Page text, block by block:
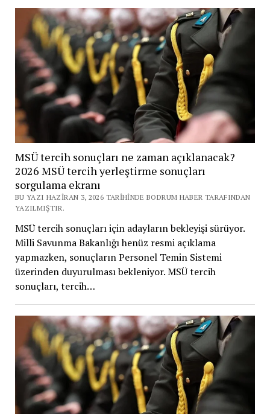
MSÜ tercih sonuçları ne zaman açıklanacak?
2026 MSÜ tercih yerleştirme sonuçları
sorgulama ekranı
BU YAZI HAZIRAN 3, 2026 TARIHINDE BODRUM HABER TARAFINDAN
YAZILMIŞTIR.
MSÜ tercih sonuçları için adayların bekleyişi sürüyor.
Milli Savunma Bakanlığı henüz resmi açıklama
yapmazken, sonuçların Personel Temin Sistemi
üzerinden duyurulması bekleniyor. MSÜ tercih
sonuçları, tercih…